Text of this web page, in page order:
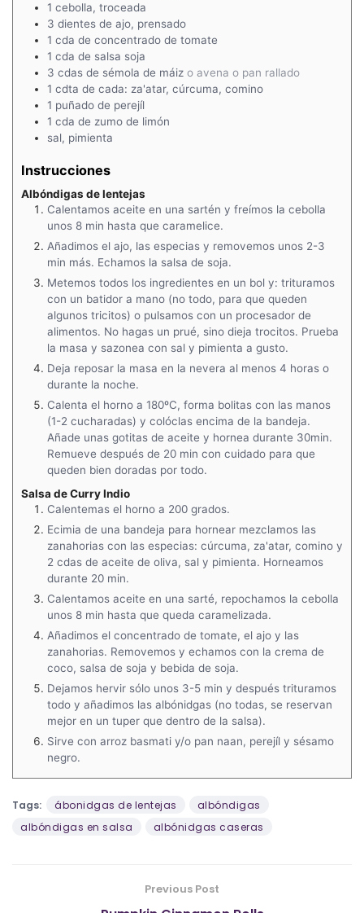
1 cebolla, troceada
3 dientes de ajo, prensado
1 cda de concentrado de tomate
1 cda de salsa soja
3 cdas de sémola de máiz o avena o pan rallado
1 cdta de cada: za'atar, cúrcuma, comino
1 puñado de perejíl
1 cda de zumo de limón
sal, pimienta
Instrucciones
Albóndigas de lentejas
Calentamos aceite en una sartén y freímos la cebolla
unos 8 min hasta que caramelice.
Añadimos el ajo, las especias y removemos unos 2-3
min más. Echamos la salsa de soja.
Metemos todos los ingredientes en un bol y: trituramos
con un batidor a mano (no todo, para que queden
algunos tricitos) o pulsamos con un procesador de
alimentos. No hagas un prué, sino dieja trocitos. Prueba
la masa y sazonea con sal y pimienta a gusto.
Deja reposar la masa en la nevera al menos 4 horas o
durante la noche.
Calenta el horno a 180ºC, forma bolitas con las manos
(1-2 cucharadas) y colóclas encima de la bandeja.
Añade unas gotitas de aceite y hornea durante 30min.
Remueve después de 20 min con cuidado para que
queden bien doradas por todo.
Salsa de Curry Indio
Calentemas el horno a 200 grados.
Ecimia de una bandeja para hornear mezclamos las
zanahorias con las especias: cúrcuma, za'atar, comino y
2 cdas de aceite de oliva, sal y pimienta. Horneamos
durante 20 min.
Calentamos aceite en una sarté, repochamos la cebolla
unos 8 min hasta que queda caramelizada.
Añadimos el concentrado de tomate, el ajo y las
zanahorias. Removemos y echamos con la crema de
coco, salsa de soja y bebida de soja.
Dejamos hervir sólo unos 3-5 min y después trituramos
todo y añadimos las albónidgas (no todas, se reservan
mejor en un tuper que dentro de la salsa).
Sirve con arroz basmati y/o pan naan, perejíl y sésamo
negro.
Tags: ábonidgas de lentejas
albóndigas
albóndigas en salsa
albónidgas caseras
Previous Post